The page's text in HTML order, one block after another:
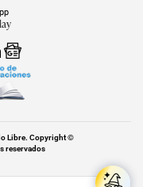
Libre. Copyright ©
reservados